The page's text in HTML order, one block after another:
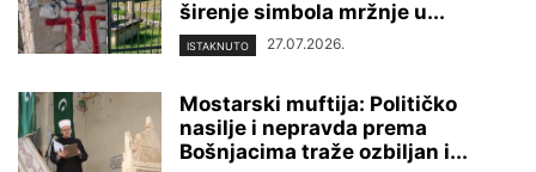
širenje simbola mržnje u...
ISTAKNUTO 27.07.2026.
Mostarski muftija: Političko
nasilje i nepravda prema
Bošnjacima traže ozbiljan i...